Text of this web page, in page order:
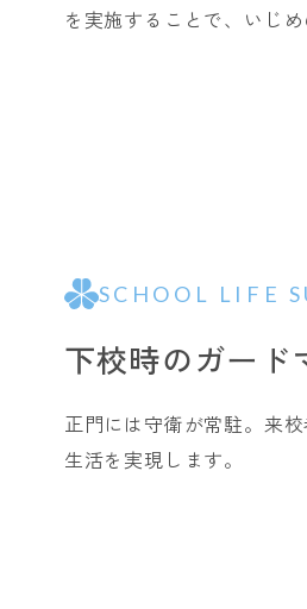
を実施することで、いじ
SCHOOL LIFE
下校時のガード
正門には守衛が常駐。来
生活を実現します。